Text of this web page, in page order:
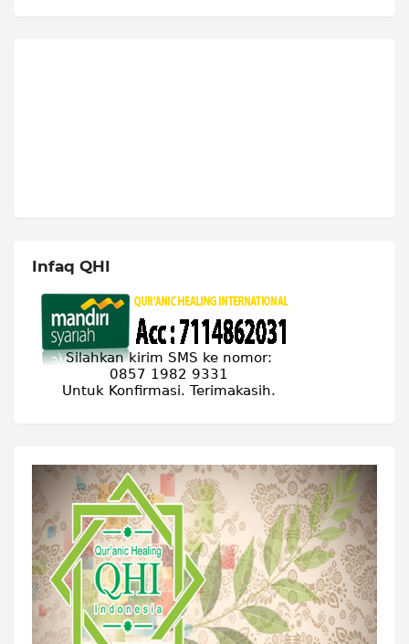
Infaq QHI